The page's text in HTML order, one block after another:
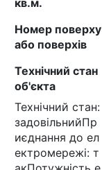
Номер поверху
або поверхів
Технічний стан
об'єкта
Технічний стан:
задовільнийПр
иєднання до ел
ектромережі: т